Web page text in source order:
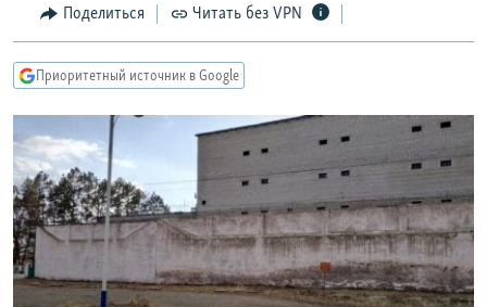
навигации
Вернутся
поиску
IDEL.РЕАЛИИ
СЕВЕР.РЕАЛИИ
СИБИРЬ.РЕАЛИИ
РАСПИСАНИЕ ВЕЩАНИЯ
ПОДПИШИТЕСЬ НА РАССЫЛКУ
СОЦИАЛЬНЫЕ СЕТИ
Поделиться Читать без VPN
Приоритетный источник в Google